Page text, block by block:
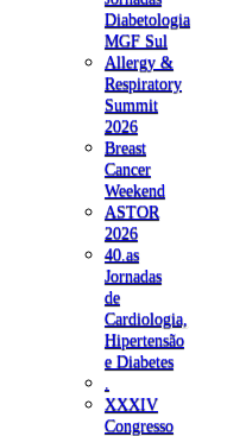
Diabetologia
MGF Sul
Allergy &
Respiratory
Summit
2026
Breast
Cancer
Weekend
ASTOR
2026
40.as
Jornadas
de
Cardiologia,
Hipertensão
e Diabetes
XXXIV
Congresso